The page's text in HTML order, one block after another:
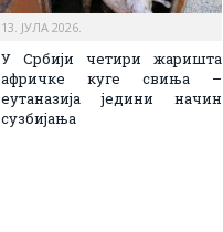
13. ЈУЛА 2026.
У Србији четири жаришта
афричке куге свиња –
еутаназија једини начин
сузбијања